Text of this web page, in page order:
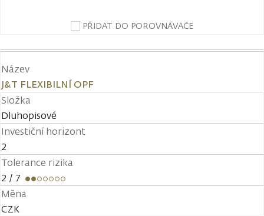
PŘIDAT DO POROVNÁVAČE
Název
J&T FLEXIBILNÍ OPF
Složka
Dluhopisové
Investiční horizont
2
Tolerance rizika
2 / 7
Měna
CZK